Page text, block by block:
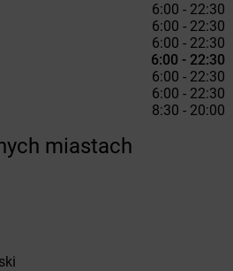
6:00 - 22:30
6:00 - 22:30
6:00 - 22:30
6:00 - 22:30
6:00 - 22:30
6:00 - 22:30
8:30 - 20:00
miastach